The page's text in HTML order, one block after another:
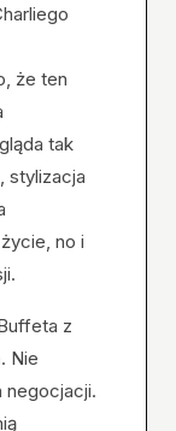
że ten
tak
stylizacja
no i
z
Nie
negocjacji.